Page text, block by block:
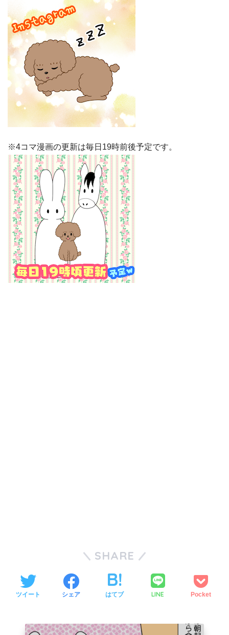
※4コマ漫画の更新は毎日19時前後予定です。
SHARE
ツイート シェア はてブ LINE Pocket